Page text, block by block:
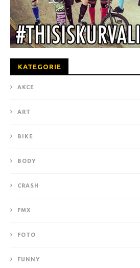
KATEGORIE
AKCE
ART
BIKE
BODY
CRASH
FMX
FOTO
FUNNY